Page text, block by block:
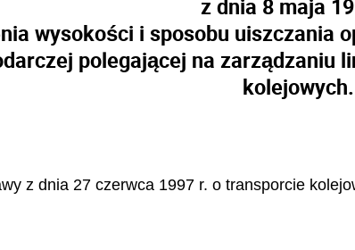
z dnia 8 maja
wysokości i sposobu uiszczania
polegającej na zarządzaniu
kolejowych.
z dnia 27 czerwca 1997 r. o transporcie